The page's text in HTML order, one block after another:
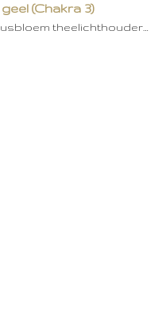
(Chakra 3)
theelichthouder…